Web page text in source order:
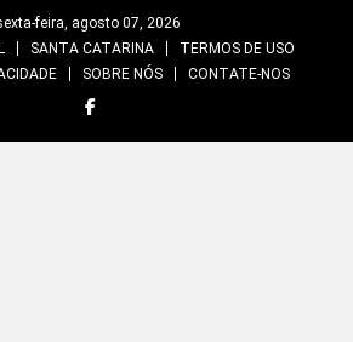
feira, agosto 07, 2026
SANTA CATARINA
TERMOS DE USO
SOBRE NÓS CONTATE-NOS